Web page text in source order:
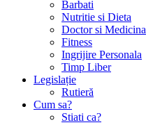
Barbati
Nutritie si Dieta
Doctor si Medicina
Fitness
Ingrijire Personala
Timp Liber
Legislație
Rutieră
Cum sa?
Stiati ca?